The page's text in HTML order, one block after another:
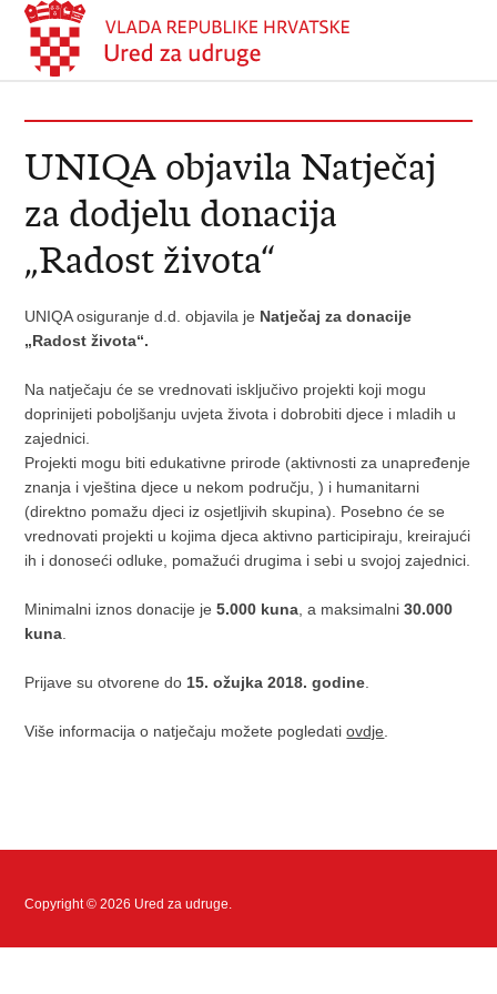
UNIQA objavila Natječaj
za dodjelu donacija
„Radost života“
UNIQA osiguranje d.d. objavila je Natječaj za donacije
„Radost života“.
Na natječaju će se vrednovati isključivo projekti koji mogu
doprinijeti poboljšanju uvjeta života i dobrobiti djece i mladih u
zajednici.
Projekti mogu biti edukativne prirode (aktivnosti za unapređenje
znanja i vještina djece u nekom području, ) i humanitarni
(direktno pomažu djeci iz osjetljivih skupina). Posebno će se
vrednovati projekti u kojima djeca aktivno participiraju, kreirajući
ih i donoseći odluke, pomažući drugima i sebi u svojoj zajednici.
Minimalni iznos donacije je5.000 kuna , a maksimalni30.000
kuna
Prijave su otvorene do 15. ožujka 2018. godine
Više informacija o natječaju možete pogledatiovdje
Copyright © 2026 Ured za udruge.